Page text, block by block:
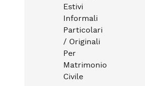
Estivi
Informali
Particolari
/ Originali
Per
Matrimonio
Civile